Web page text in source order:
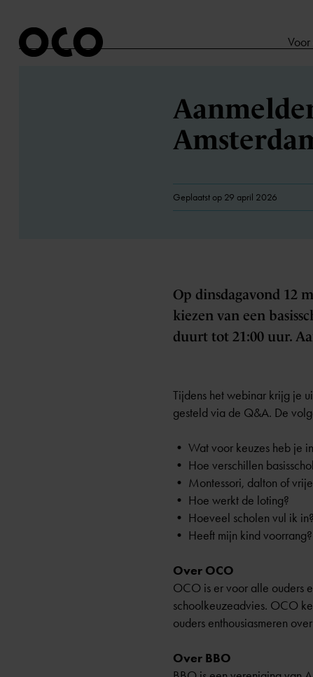
Voor
Geplaatst op 29 april 2026
Op dinsdagavond 12
kiezen van een
duurt tot 21:00 uur.
Tijdens het webinar krijg je
gesteld via de Q&A. De
• Wat voor keuzes heb je
• Hoe verschillen
• Montessori, dalton of
• Hoe werkt de loting?
• Hoeveel scholen vul ik in?
• Heeft mijn kind voorrang?
Over OCO
OCO is er voor alle ouders
schoolkeuzeadvies. OCO
ouders enthousiasmeren
Over BBO